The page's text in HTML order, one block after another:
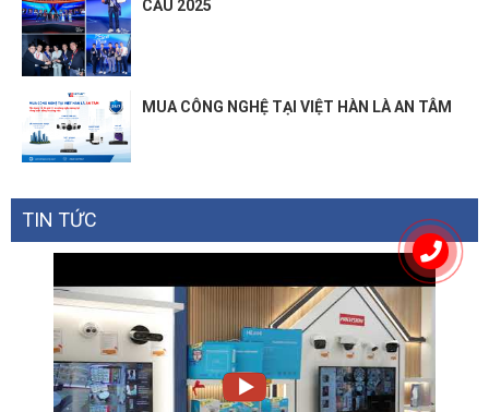
Dimensions
Compact 1U, 260 x 224.9 x 47.6mm
Weight
CẦU 2025
MUA CÔNG NGHỆ TẠI VIỆT HÀN LÀ AN TÂM
TIN TỨC